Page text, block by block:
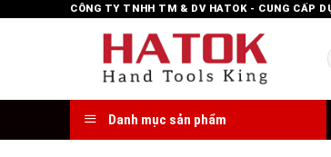
CÔNG TY TNHH TM & DV HATOK - CUNG CẤP
Danh mục sản phẩm